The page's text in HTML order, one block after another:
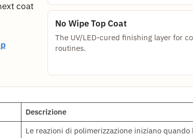
coat
No Wipe Top Coat
The UV/LED-cured finishing layer for
routines.
Descrizione
Le reazioni di polimerizzazione iniziano quando